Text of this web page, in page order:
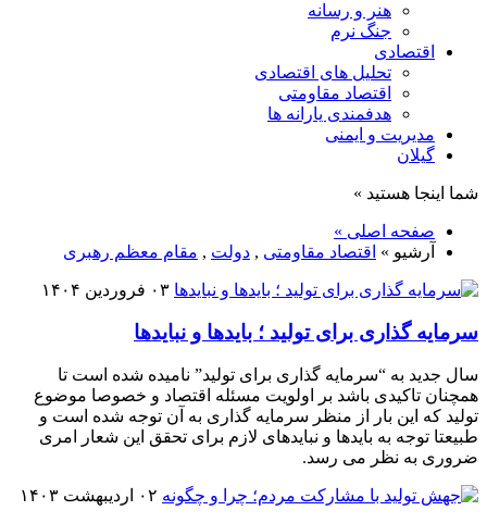
هنر و رسانه
جنگ نرم
اقتصادی
تحلیل های اقتصادی
اقتصاد مقاومتی
هدفمندی یارانه ها
مدیریت و ایمنی
گیلان
شما اینجا هستید »
صفحه اصلی »
آرشیو » اقتصاد مقاومتی , دولت , مقام معظم رهبری
۰۳ فروردین ۱۴۰۴
سرمایه گذاری برای تولید ؛ بایدها و نبایدها
سال جدید به “سرمایه گذاری برای تولید” نامیده شده است تا
همچنان تاکیدی باشد بر اولویت مسئله اقتصاد و خصوصا موضوع
تولید که این بار از منظر سرمایه گذاری به آن توجه شده است و
طبیعتا توجه به بایدها و نبایدهای لازم برای تحقق این شعار امری
ضروری به نظر می رسد.
۰۲ اردیبهشت ۱۴۰۳